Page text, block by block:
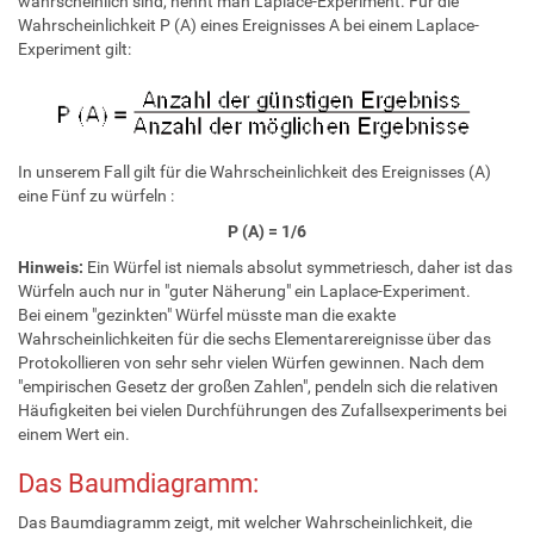
Wahrscheinlichkeit P (A) eines Ereignisses A bei einem Laplace-
Experiment gilt:
In unserem Fall gilt für die Wahrscheinlichkeit des Ereignisses (A)
eine Fünf zu würfeln :
P (A) = 1/6
Hinweis: Ein Würfel ist niemals absolut symmetriesch, daher ist das
Würfeln auch nur in "guter Näherung" ein Laplace-Experiment.
Bei einem "gezinkten" Würfel müsste man die exakte
Wahrscheinlichkeiten für die sechs Elementarereignisse über das
Protokollieren von sehr sehr vielen Würfen gewinnen. Nach dem
"empirischen Gesetz der großen Zahlen", pendeln sich die relativen
Häufigkeiten bei vielen Durchführungen des Zufallsexperiments bei
einem Wert ein.
Das Baumdiagramm:
Das Baumdiagramm zeigt, mit welcher Wahrscheinlichkeit, die